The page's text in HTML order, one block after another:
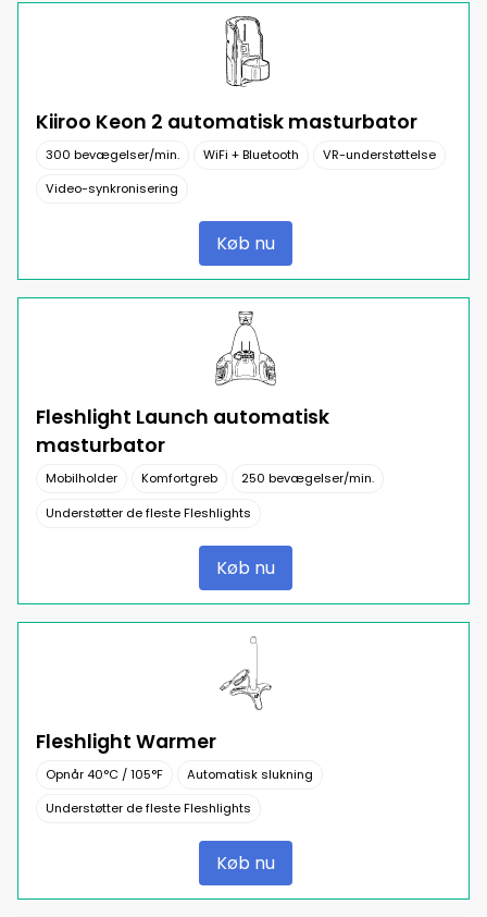
Kiiroo Keon 2 automatisk masturbator
300 bevægelser/min. WiFi + Bluetooth
VR-understøttelse
Video-synkronisering
Køb nu
Fleshlight Launch automatisk
masturbator
Mobilholder Komfortgreb
250 bevægelser/min.
Understøtter de fleste Fleshlights
Køb nu
Fleshlight Warmer
Opnår 40°C / 105°F
Automatisk slukning
Understøtter de fleste Fleshlights
Køb nu